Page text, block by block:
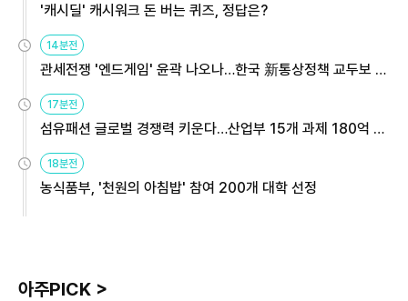
'캐시딜' 캐시워크 돈 버는 퀴즈, 정답은?
14분전
관세전쟁 '엔드게임' 윤곽 나오나…한국 新통상정책 교두보 활
17분전
섬유패션 글로벌 경쟁력 키운다…산업부 15개 과제 180억 지
18분전
농식품부, '천원의 아침밥' 참여 200개 대학 선정
아주PICK >